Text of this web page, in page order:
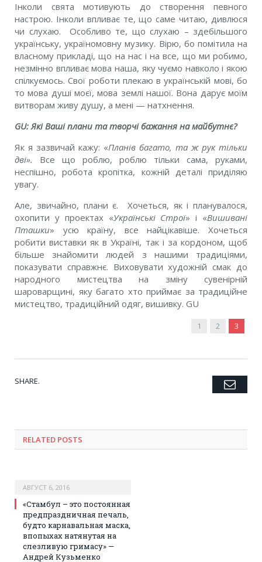
Інколи свята мотивують до створення певного
настрою. Інколи впливає те, що саме читаю, дивлюся
чи слухаю. Особливо те, що слухаю – здебільшого
українську, україномовну музику. Вірю, бо помітила на
власному прикладі, що на нас і на все, що ми робимо,
незмінно впливає мова наша, яку чуємо навколо і якою
спілкуємось. Свої роботи плекаю в українській мові, бо
то мова душі моєї, мова землі нашої. Вона дарує моїм
витворам живу душу, а мені — натхнення.
GU: Які Ваші плани та творчі бажання на майбутнє?
Як я зазвичай кажу: «Планів багато, та ж рук тільки
дві». Все що роблю, роблю тільки сама, руками,
неспішно, робота кропітка, кожній деталі приділяю
увагу.
Але, звичайно, плани є. Хочеться, як і планувалося,
охопити у проектах «Українські Строї» і «Вишивані
Пташки» усю країну, все найцікавіше. Хочеться
робити виставки як в Україні, так і за кордоном, щоб
більше знайомити людей з нашими традиціями,
показувати справжнє. Виховувати художній смак до
народного мистецтва на зміну сувенірній
шароварщині, яку багато хто приймає за традиційне
мистецтво, традиційний одяг, вишивку. GU
1 2 3
SHARE. Twitter
Facebook
Google+
Pinterest
LinkedIn
Tumblr
RELATED POSTS
АВГУСТ 6, 2016
«Стамбул – это постоянная
предпраздничная печаль,
будто карнавальная маска,
впопыхах натянутая на
слезливую гримасу» —
Андрей Кузьменко